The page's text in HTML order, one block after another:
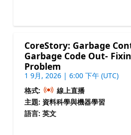
CoreStory: Garbage
Garbage Code Out-
Problem
1 9月, 2026 | 6:00 下午 (UTC)
格式:
線上直播
主題: 資料科學與機器學習
語言: 英文